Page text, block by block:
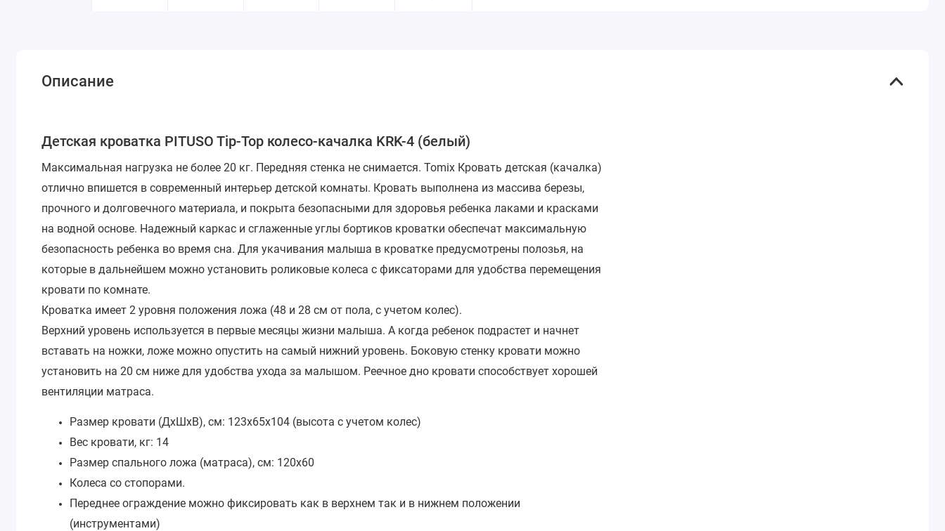
Описание
Детская кроватка PITUSO Tip-Top колесо-качалка KRK-4 (белый)
Максимальная нагрузка не более 20 кг. Передняя стенка не снимается.Tomix Кровать детская (качалка)
отлично впишется в современный интерьер детской комнаты. Кровать выполнена из массива березы,
прочного и долговечного материала, и покрыта безопасными для здоровья ребенка лаками и красками
на водной основе. Надежный каркас и сглаженные углы бортиков кроватки обеспечат максимальную
безопасность ребенка во время сна. Для укачивания малыша в кроватке предусмотрены полозья, на
которые в дальнейшем можно установить роликовые колеса с фиксаторами для удобства перемещения
кровати по комнате.
Кроватка имеет 2 уровня положения ложа (48 и 28 см от пола, с учетом колес).
Верхний уровень используется в первые месяцы жизни малыша. А когда ребенок подрастет и начнет
вставать на ножки, ложе можно опустить на самый нижний уровень. Боковую стенку кровати можно
установить на 20 см ниже для удобства ухода за малышом. Реечное дно кровати способствует хорошей
вентиляции матраса.
Размер кровати (ДхШхВ), см: 123х65х104 (высота с учетом колес)
Вес кровати, кг: 14
Размер спального ложа (матраса), см: 120х60
Колеса со стопорами.
Переднее ограждение можно фиксировать как в верхнем так и в нижнем положении
(инструментами)